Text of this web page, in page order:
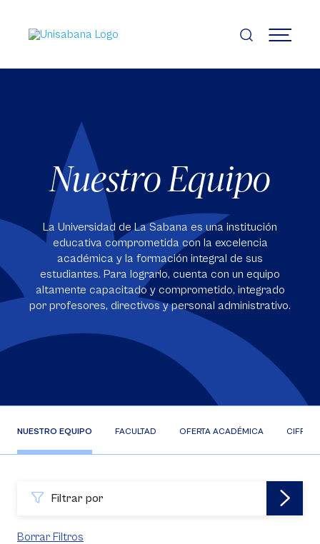
contenido
principal
MENÚ
Nuestro Equipo
La Universidad de La Sabana es una institución
educativa comprometida con la excelencia
académica y la formación integral de sus
estudiantes. Para lograrlo, cuenta con un equipo
altamente capacitado y comprometido, integrado
por profesores, directivos y personal administrativo.
NUESTRO EQUIPO FACULTAD OFERTA ACADÉMICA CIFRAS
Filtrar por
Borrar Filtros